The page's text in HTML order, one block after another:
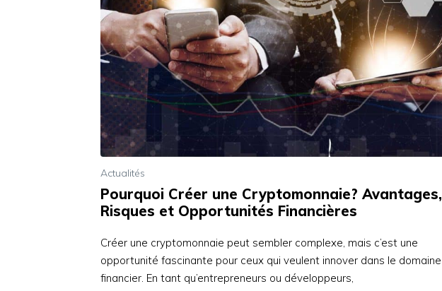
Actualités
Pourquoi Créer une Cryptomonnaie? Avantages,
Risques et Opportunités Financières
Créer une cryptomonnaie peut sembler complexe, mais c’est une
opportunité fascinante pour ceux qui veulent innover dans le domaine
financier. En tant qu’entrepreneurs ou développeurs,